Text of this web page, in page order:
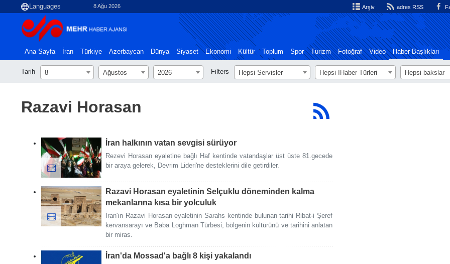
8 Ağu 2026 Arşiv adres RSS
Ana Sayfa İran Türkiye Azerbaycan Dünya Siyaset Ekonomi Kültür Toplum Spor Turizm Fotoğraf Video Haber Başlıkları
Tarih 8 Ağustos 2026 Filters Hepsi Servisler Hepsi اHaber Türleri Hepsi bakslar
Razavi Horasan
İran halkının vatan sevgisi sürüyor
Rezevi Horasan eyaletine bağlı Haf kentinde vatandaşlar üst üste 81.gecede
bir araya gelerek, Devrim Lideri'ne desteklerini dile getirdiler.
Razavi Horasan eyaletinin Selçuklu döneminden kalma
mekanlarına kısa bir yolculuk
İran'ın Razavi Horasan eyaletinin Sarahs kentinde bulunan tarihi Ribat-i Şeref
kervansarayı ve Baba Loghman Türbesi, bölgenin kültürünü ve tarihini anlatan
bir miras.
İran'da Mossad'a bağlı 8 kişi yakalandı